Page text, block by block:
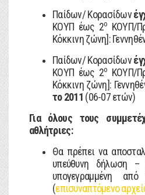
Παίδων/ Κορασίδων
ΚΟΥΠ έως 2ο ΚΟΥΠ/
Κόκκινη ζώνη]:
Παίδων/ Κορασίδων
ΚΟΥΠ έως 2ο ΚΟΥΠ/
Κόκκινη ζώνη]:
το 2011 (06-07 ετών)
Για όλους τους
αθλήτριες:
Θα πρέπει να
υπεύθυνη δήλωση –
υπογεγραμμένη
(επισυναπτόμενο